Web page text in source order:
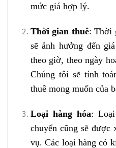
mức giá hợp lý.
Thời gian thuê: Thời
sẽ ảnh hưởng đến
theo giờ, theo ngày
Chúng tôi sẽ tính
thuê mong muốn của
Loại hàng hóa:
chuyển cũng sẽ được
vụ. Các loại hàng có